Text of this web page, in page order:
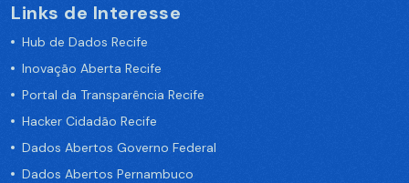
Links de Interesse
Hub de Dados Recife
Inovação Aberta Recife
Portal da Transparência Recife
Hacker Cidadão Recife
Dados Abertos Governo Federal
Dados Abertos Pernambuco